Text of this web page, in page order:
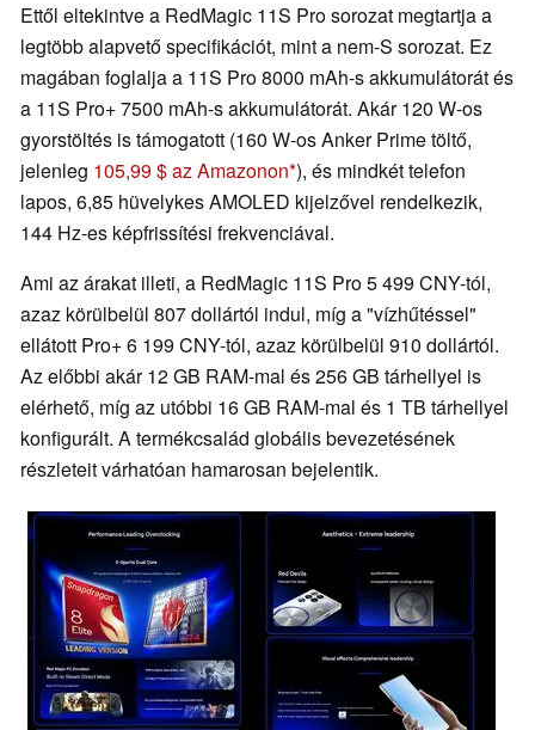
Ettől eltekintve a RedMagic 11S Pro sorozat megtartja a
legtöbb alapvető specifikációt, mint a nem-S sorozat. Ez
magában foglalja a 11S Pro 8000 mAh-s akkumulátorát és
a 11S Pro+ 7500 mAh-s akkumulátorát. Akár 120 W-os
gyorstöltés is támogatott (160 W-os Anker Prime töltő,
jelenleg 105,99 $ az Amazonon ), és mindkét telefon
lapos, 6,85 hüvelykes AMOLED kijelzővel rendelkezik,
144 Hz-es képfrissítési frekvenciával.
Ami az árakat illeti, a RedMagic 11S Pro 5 499 CNY-tól,
azaz körülbelül 807 dollártól indul, míg a "vízhűtéssel"
ellátott Pro+ 6 199 CNY-tól, azaz körülbelül 910 dollártól.
Az előbbi akár 12 GB RAM-mal és 256 GB tárhellyel is
elérhető, míg az utóbbi 16 GB RAM-mal és 1 TB tárhellyel
konfigurált. A termékcsalád globális bevezetésének
részleteit várhatóan hamarosan bejelentik.